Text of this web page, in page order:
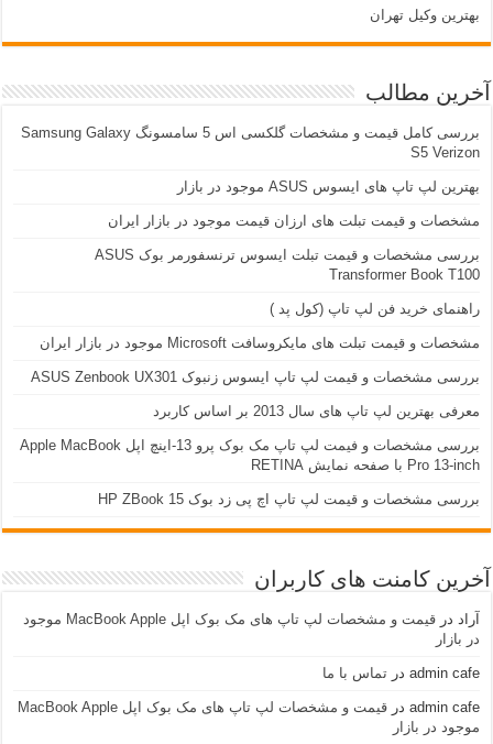
بهترین وکیل تهران
آخرین مطالب
بررسی کامل قیمت و مشخصات گلکسی اس 5 سامسونگ Samsung Galaxy
S5 Verizon
بهترین لپ تاپ های ایسوس ASUS موجود در بازار
مشخصات و قیمت تبلت های ارزان قیمت موجود در بازار ایران
بررسی مشخصات و قیمت تبلت ایسوس ترنسفورمر بوک ASUS
Transformer Book T100
راهنمای خرید فن لپ تاپ (کول پد )
مشخصات و قیمت تبلت های مایکروسافت Microsoft موجود در بازار ایران
بررسی مشخصات و قیمت لپ تاپ ایسوس زنبوک ASUS Zenbook UX301
معرفی بهترین لپ تاپ های سال 2013 بر اساس کاربرد
بررسی مشخصات و فیمت لپ تاپ مک بوک پرو 13-اینچ اپل Apple MacBook
Pro 13-inch با صفحه نمایش RETINA
بررسی مشخصات و قیمت لپ تاپ اچ پی زد بوک 15 HP ZBook
آخرین کامنت های کاربران
آراد در
قیمت و مشخصات لپ تاپ های مک بوک اپل MacBook Apple موجود
در بازار
admin cafe درتماس با ما
admin cafe در
قیمت و مشخصات لپ تاپ های مک بوک اپل MacBook Apple
موجود در بازار